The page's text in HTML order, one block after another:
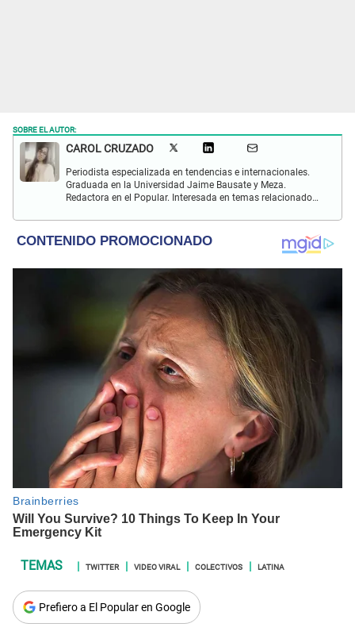
SOBRE EL AUTOR:
CAROL CRUZADO
Periodista especializada en tendencias e internacionales.
Graduada en la Universidad Jaime Bausate y Meza.
Redactora en el Popular. Interesada en temas relacionados
comunidades nativas y apoyo social.
TWITTER VIDEO VIRAL COLECTIVOS LATINA
Prefiero a El Popular en Google